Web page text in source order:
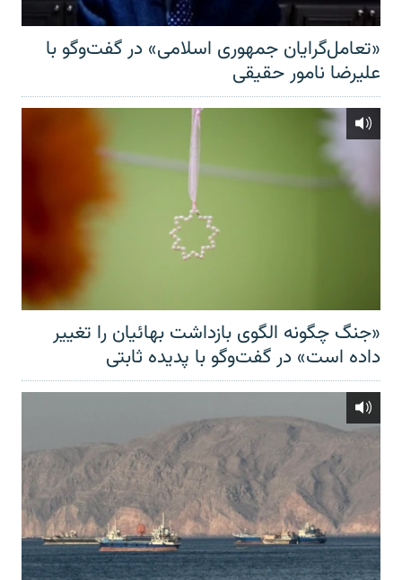
«تعامل‌گرایان جمهوری اسلامی» در گفت‌وگو با
علیرضا نامور حقیقی
«جنگ چگونه الگوی بازداشت بهائیان را تغییر
داده است» در گفت‌وگو با پدیده ثابتی